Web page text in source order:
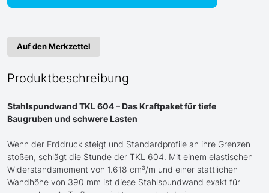
Auf den Merkzettel
Produktbeschreibung
Stahlspundwand TKL 604 – Das Kraftpaket für tiefe
Baugruben und schwere Lasten
Wenn der Erddruck steigt und Standardprofile an ihre Grenzen
stoßen, schlägt die Stunde der TKL 604. Mit einem elastischen
Widerstandsmoment von 1.618 cm³/m und einer stattlichen
Wandhöhe von 390 mm ist diese Stahlspundwand exakt für